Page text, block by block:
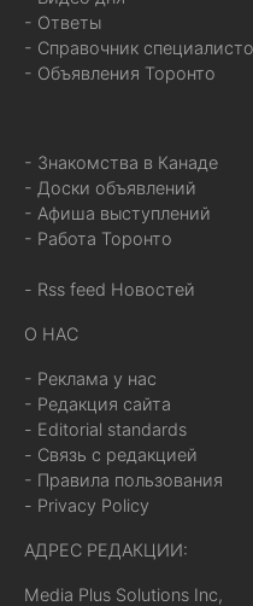
- Ответы
- Справочник
- Объявления Торонто
- Знакомства в Канаде
- Доски объявлений
- Афиша выступлений
- Работа Торонто
- Rss feed Новостей
О НАС
- Реклама у нас
- Редакция сайта
- Editorial standards
- Связь с редакцией
- Правила пользования
- Privacy Policy
АДРЕС РЕДАКЦИИ:
Media Plus Solutions Inc,